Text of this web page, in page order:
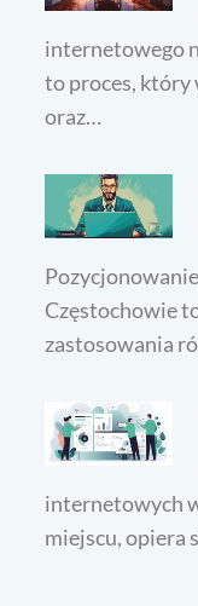
internetowego
to proces, który
oraz…
Częstochowie
zastosowania
internetowych
miejscu, opiera